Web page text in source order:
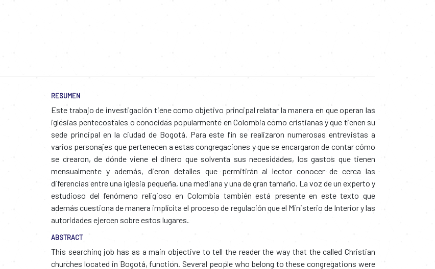
RESUMEN
Este trabajo de investigación tiene como objetivo principal relatar la manera en que operan las
iglesias pentecostales o conocidas popularmente en Colombia como cristianas y que tienen su
sede principal en la ciudad de Bogotá. Para este fin se realizaron numerosas entrevistas a
varios personajes que pertenecen a estas congregaciones y que se encargaron de contar cómo
se crearon, de dónde viene el dinero que solventa sus necesidades, los gastos que tienen
mensualmente y además, dieron detalles que permitirán al lector conocer de cerca las
diferencias entre una iglesia pequeña, una mediana y una de gran tamaño. La voz de un experto y
estudioso del fenómeno religioso en Colombia también está presente en este texto que
además cuestiona de manera implícita el proceso de regulación que el Ministerio de Interior y las
autoridades ejercen sobre estos lugares.
ABSTRACT
This searching job has as a main objective to tell the reader the way that the called Christian
churches located in Bogotá, function. Several people who belong to these congregations were